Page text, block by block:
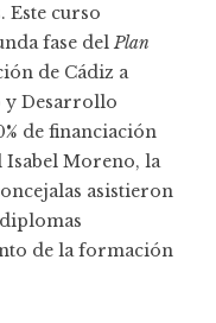
Este curso
fase del Plan
de Cádiz a
y Desarrollo
de financiación
Moreno, la
asistieron
de la formación